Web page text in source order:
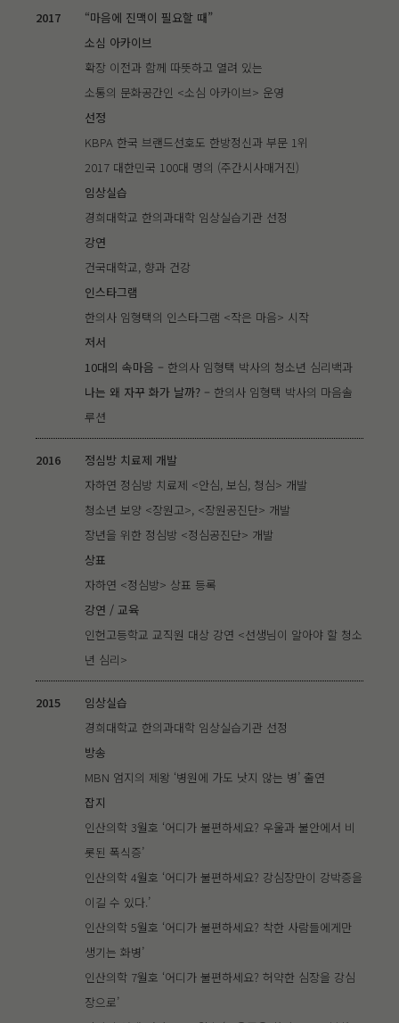
2017
“마음에 진맥이 필요할 때”
소심 아카이브
확장 이전과 함께 따뜻하고 열려 있는
소통의 문화공간인 <소심 아카이브> 운영
선정
KBPA 한국 브랜드선호도 한방정신과 부문 1위
2017 대한민국 100대 명의 (주간시사매거진)
임상실습
경희대학교 한의과대학 임상실습기관 선정
강연
건국대학교, 향과 건강
인스타그램
한의사 임형택의 인스타그램 <작은 마음> 시작
저서
10대의 속마음 – 한의사 임형택 박사의 청소년 심리백과
나는 왜 자꾸 화가 날까? – 한의사 임형택 박사의 마음솔
루션
2016
정심방 치료제 개발
자하연 정심방 치료제 <안심, 보심, 청심> 개발
청소년 보양 <장원고>, <장원공진단> 개발
장년을 위한 정심방 <정심공진단> 개발
상표
자하연 <정심방> 상표 등록
강연 / 교육
인헌고등학교 교직원 대상 강연 <선생님이 알아야 할 청소
년 심리>
2015
임상실습
경희대학교 한의과대학 임상실습기관 선정
방송
MBN 엄지의 제왕 ‘병원에 가도 낫지 않는 병’ 출연
잡지
인산의학 3월호 ‘어디가 불편하세요? 우울과 불안에서 비
롯된 폭식증’
인산의학 4월호 ‘어디가 불편하세요? 강심장만이 강박증을
이길 수 있다.’
인산의학 5월호 ‘어디가 불편하세요? 착한 사람들에게만
생기는 화병’
인산의학 7월호 ‘어디가 불편하세요? 허약한 심장을 강심
장으로’